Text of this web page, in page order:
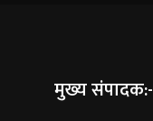
मुख्य संपादक:-